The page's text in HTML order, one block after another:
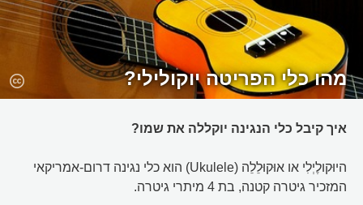
מהו כלי הפריטה יוקולילי?
איך קיבל כלי הנגינה יוקללה את שמו?
היוּקולֶיְלִי או אוּקוּלֵלֵה (Ukulele) הוא כלי נגינה דרום-אמריקאי
המזכיר גיטרה קטנה, בת 4 מיתרי גיטרה.